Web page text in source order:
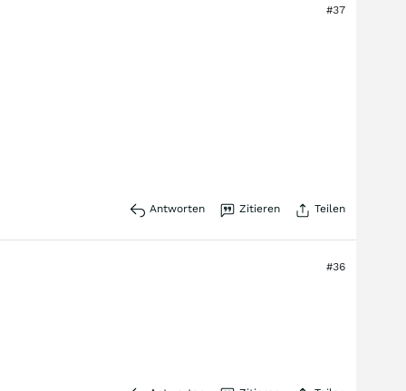
#37
Antworten Zitieren Teilen
#36